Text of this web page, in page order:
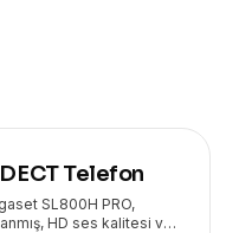
Telefon
SL800H PRO,
HD ses kalitesi ve